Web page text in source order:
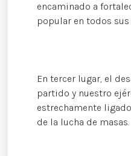
encaminado a
popular en todos sus
En tercer lugar, el
partido y nuestro
estrechamente
de la lucha de masas.